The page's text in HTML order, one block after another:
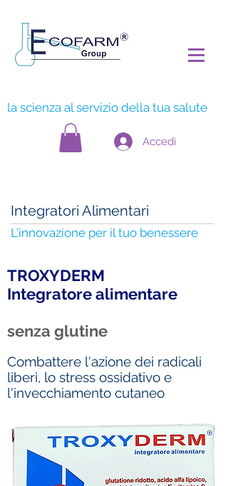
la scienza al servizio della tua salute
Accedi
Integratori Alimentari
L'innovazione per il tuo benessere
TROXYDERM
Integratore alimentare
senza glutine
Combattere l'azione dei radicali
liberi, lo stress ossidativo e
l'invecchiamento cutaneo